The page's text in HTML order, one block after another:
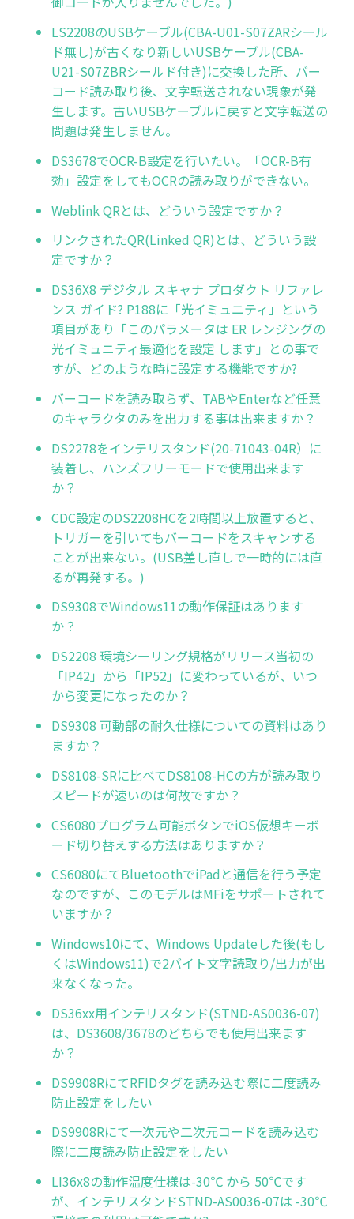
LS2208のUSBケーブル(CBA-U01-S07ZARシール
ド無し)が古くなり新しいUSBケーブル(CBA-
U21-S07ZBRシールド付き)に交換した所、バー
コード読み取り後、文字転送されない現象が発
生します。古いUSBケーブルに戻すと文字転送の
問題は発生しません。
DS3678でOCR-B設定を行いたい。「OCR-B有
効」設定をしてもOCRの読み取りができない。
Weblink QRとは、どういう設定ですか？
リンクされたQR(Linked QR)とは、どういう設
定ですか？
DS36X8 デジタル スキャナ プロダクト リファレ
ンス ガイド? P188に「光イミュニティ」という
項目があり「このパラメータは ER レンジングの
光イミュニティ最適化を設定 します」との事で
すが、どのような時に設定する機能ですか?
バーコードを読み取らず、TABやEnterなど任意
のキャラクタのみを出力する事は出来ますか？
DS2278をインテリスタンド(20-71043-04R）に
装着し、ハンズフリーモードで使用出来ます
か？
CDC設定のDS2208HCを2時間以上放置すると、
トリガーを引いてもバーコードをスキャンする
ことが出来ない。(USB差し直しで一時的には直
るが再発する。)
DS9308でWindows11の動作保証はあります
か？
DS2208 環境シーリング規格がリリース当初の
「IP42」から「IP52」に変わっているが、いつ
から変更になったのか？
DS9308 可動部の耐久仕様についての資料はあり
ますか？
DS8108-SRに比べてDS8108-HCの方が読み取り
スピードが速いのは何故ですか？
CS6080プログラム可能ボタンでiOS仮想キーボ
ード切り替えする方法はありますか？
CS6080にてBluetoothでiPadと通信を行う予定
なのですが、このモデルはMFiをサポートされて
いますか？
Windows10にて、Windows Updateした後(もし
くはWindows11)で2バイト文字読取り/出力が出
来なくなった。
DS36xx用インテリスタンド(STND-AS0036-07)
は、DS3608/3678のどちらでも使用出来ます
か？
DS9908RにてRFIDタグを読み込む際に二度読み
防止設定をしたい
DS9908Rにて一次元や二次元コードを読み込む
際に二度読み防止設定をしたい
LI36x8の動作温度仕様は-30℃ から 50℃です
が、インテリスタンドSTND-AS0036-07は -30℃